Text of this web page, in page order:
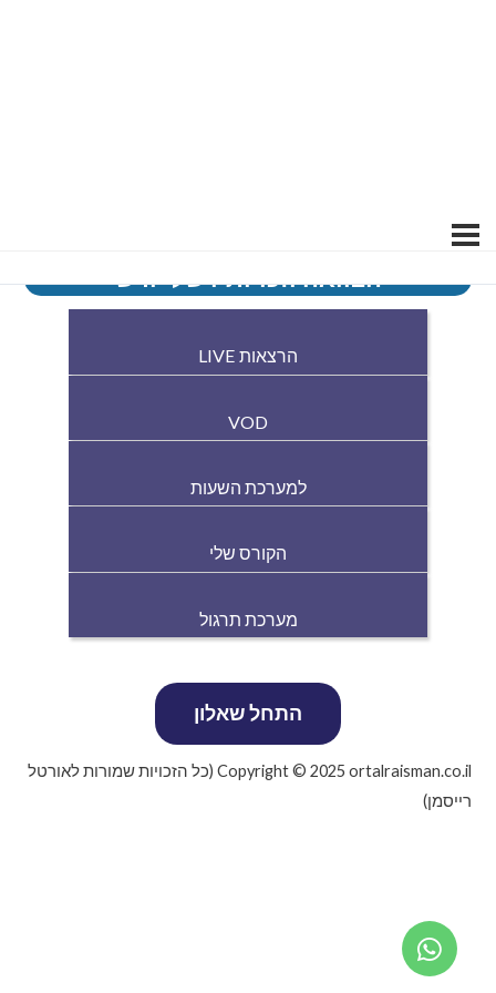
הצוואה וזכויותיו של יורש
הרצאות LIVE
VOD
למערכת השעות
הקורס שלי
מערכת תרגול
Copyright © 2025 ortalraisman.co.il (כל הזכויות שמורות לאורטל
רייסמן)